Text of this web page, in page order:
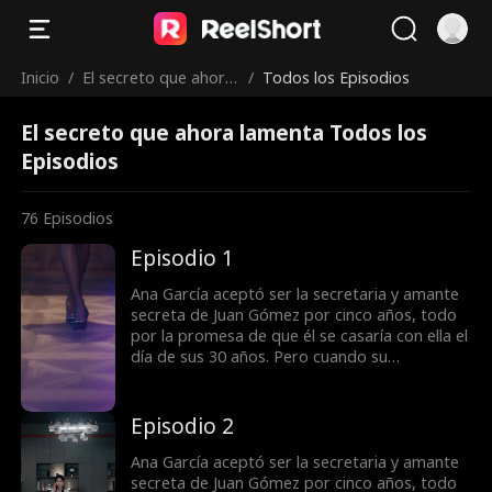
Inicio / El secreto que ahora
/ Todos los Episodios
El secreto que ahora lamenta Todos los
Episodios
76 Episodios
Episodio 1
Ana García aceptó ser la secretaria y amante
secreta de Juan Gómez por cinco años, todo
por la promesa de que él se casaría con ella el
día de sus 30 años. Pero cuando su
López, el amor imposible de Juan, y encima
embarazada. Ana fue abandonada. El día de la
boda de Juan y Gloria, Ana entró a trabajar al
Grupo Reyes, rompiendo por completo con él.
Episodio 2
Ana García aceptó ser la secretaria y amante
secreta de Juan Gómez por cinco años, todo